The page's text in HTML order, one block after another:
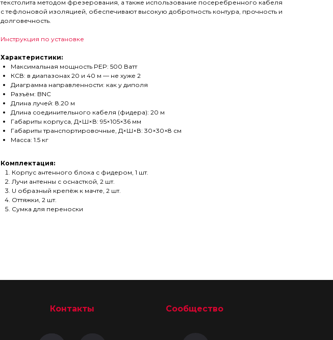
текстолита методом фрезерования, а также использование посеребренного кабеля
с тефлоновой изоляцией, обеспечивают высокую добротность контура, прочность и
долговечность.
Инструкция по установке
Характеристики:
Максимальная мощность PEP: 500 Ватт
КСВ: в диапазонах 20 и 40 м — не хуже 2
Диаграмма направленности: как у диполя
Разъём: BNC
Длина лучей: 8.20 м
Длина соединительного кабеля (фидера): 20 м
Габариты корпуса, Д×Ш×В: 95×105×36 мм
Габариты транспортировочные, Д×Ш×В: 30×30×8 см
Масса: 1.5 кг
Комплектация:
Корпус антенного блока с фидером, 1 шт.
Лучи антенны с оснасткой, 2 шт.
U образный крепёж к мачте, 2 шт.
Оттяжки, 2 шт.
Сумка для переноски
Сообщество
Контакты